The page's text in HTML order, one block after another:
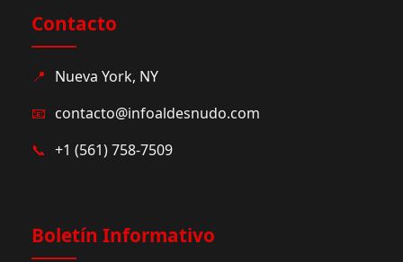
Contacto
📍 Nueva York, NY
📧 contacto@infoaldesnudo.com
📞 +1 (561) 758-7509
Boletín Informativo